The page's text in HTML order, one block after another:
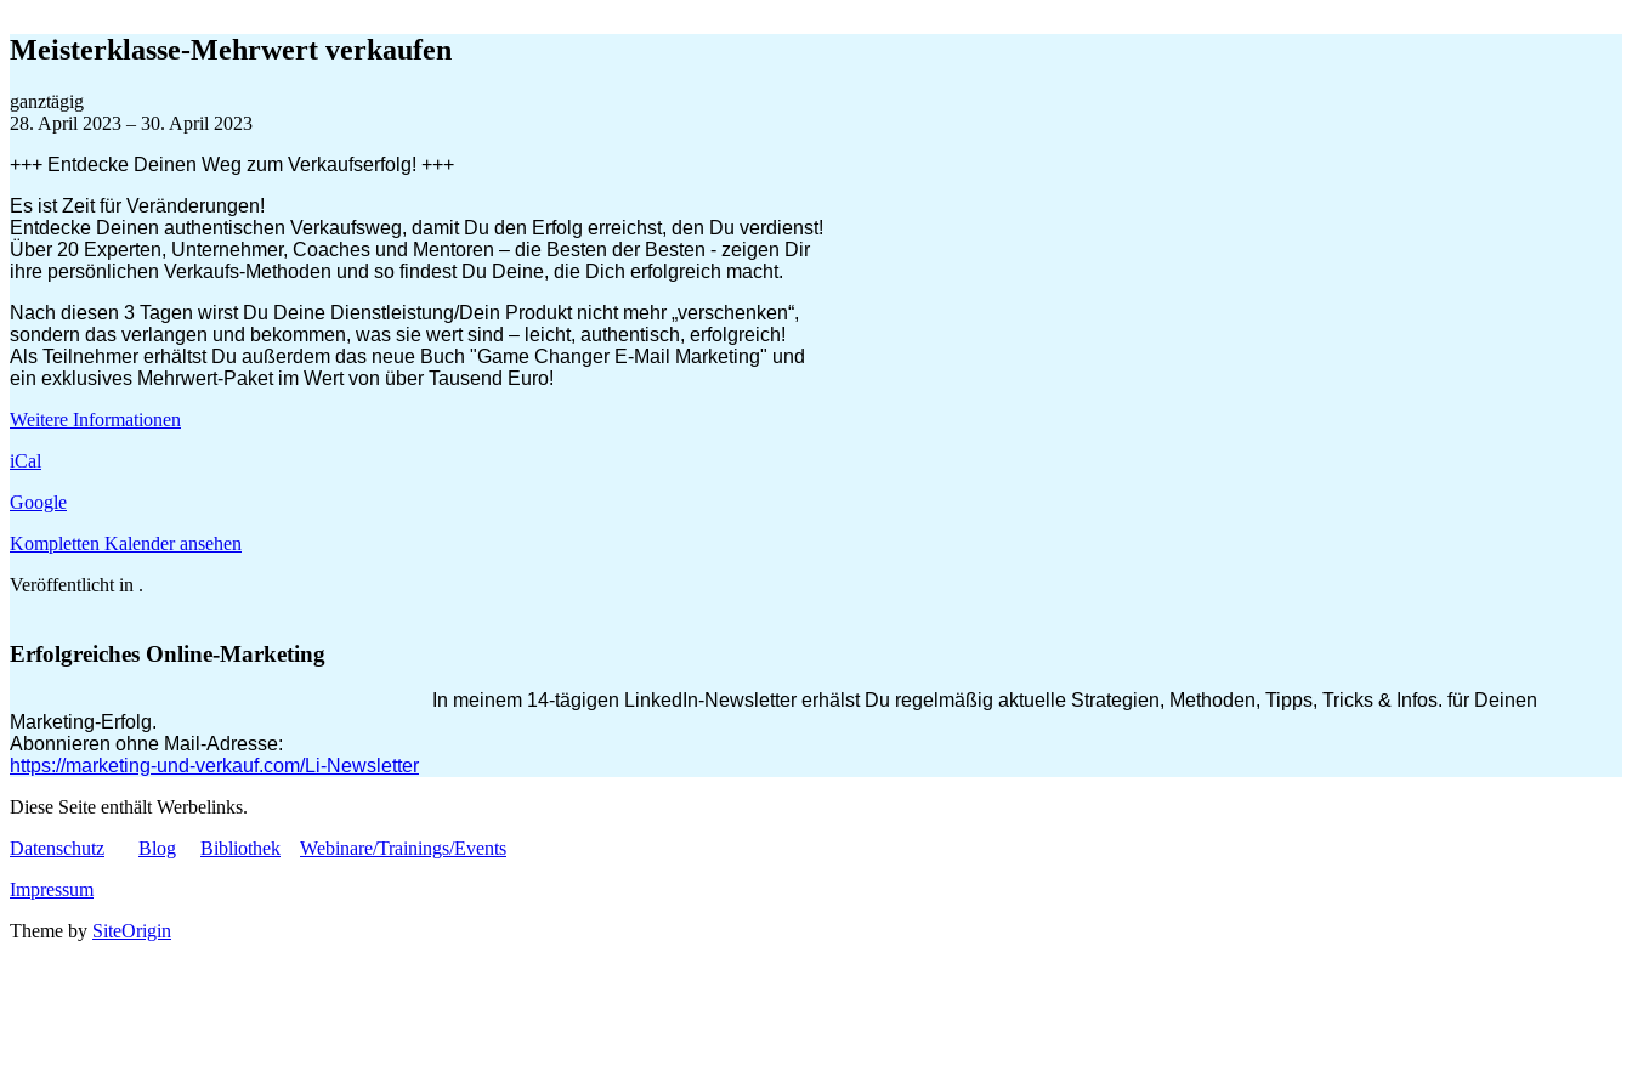
Inhalt
springen
Meisterklasse-Mehrwert verkaufen
Meisterklasse-
Mehrwert
ganztägig
28. April 2023 – 30. April 2023
+++ Entdecke Deinen Weg zum Verkaufserfolg! +++
Es ist Zeit für Veränderungen!
Entdecke Deinen authentischen Verkaufsweg, damit Du den Erfolg erreichst, den Du verdienst!
Über 20 Experten, Unternehmer, Coaches und Mentoren – die Besten der Besten - zeigen Dir
ihre persönlichen Verkaufs-Methoden und so findest Du Deine, die Dich erfolgreich macht.
Nach diesen 3 Tagen wirst Du Deine Dienstleistung/Dein Produkt nicht mehr „verschenken“,
sondern das verlangen und bekommen, was sie wert sind – leicht, authentisch, erfolgreich!
Als Teilnehmer erhältst Du außerdem das neue Buch "Game Changer E-Mail Marketing" und
ein exklusives Mehrwert-Paket im Wert von über Tausend Euro!
Weitere Informationen
iCal
Google
Kompletten Kalender ansehen
Veröffentlicht in .
Erfolgreiches Online-Marketing
In meinem 14-tägigen LinkedIn-Newsletter erhälst Du regelmäßig aktuelle Strategien, Methoden, Tipps, Tricks & Infos. für Deinen
Marketing-Erfolg.
Abonnieren ohne Mail-Adresse:
https://marketing-und-verkauf.com/Li-Newsletter
Diese Seite enthält Werbelinks.
Datenschutz
Blog Bibliothek
Webinare/Trainings/Events
Impressum
Theme by SiteOrigin